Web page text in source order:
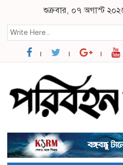
শুক্রবার, ০৭ অগাস্ট